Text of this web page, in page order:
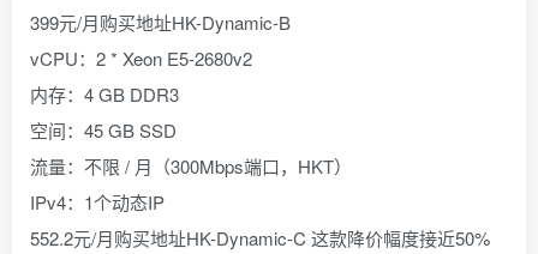
399元/月购买地址HK-Dynamic-B
vCPU：2 * Xeon E5-2680v2
内存：4 GB DDR3
空间：45 GB SSD
流量：不限 / 月（300Mbps端口，HKT）
IPv4：1个动态IP
552.2元/月购买地址HK-Dynamic-C 这款降价幅度接近50%